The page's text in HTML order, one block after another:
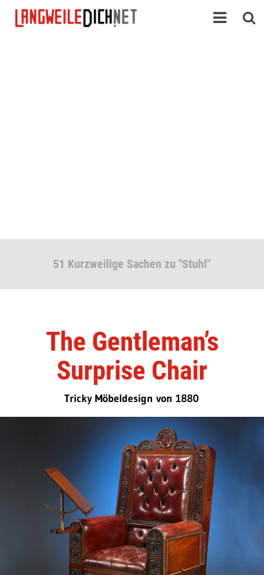
51 Kurzweilige Sachen zu "Stuhl"
The Gentleman’s
Surprise Chair
Tricky Möbeldesign von 1880